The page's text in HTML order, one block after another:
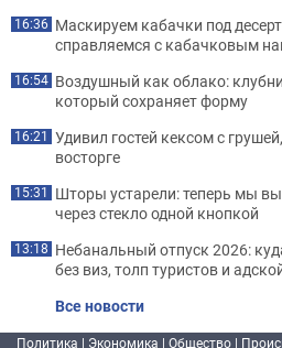
16:36 Маскируем кабачки под
справляемся с кабачковым
16:54 Воздушный как облако:
который сохраняет форму
16:21 Удивил гостей кексом с
восторге
15:31 Шторы устарели: теперь мы
через стекло одной кнопкой
13:18 Небанальный отпуск 2026:
без виз, толп туристов и
Все новости
Политика | Экономика | Общество |